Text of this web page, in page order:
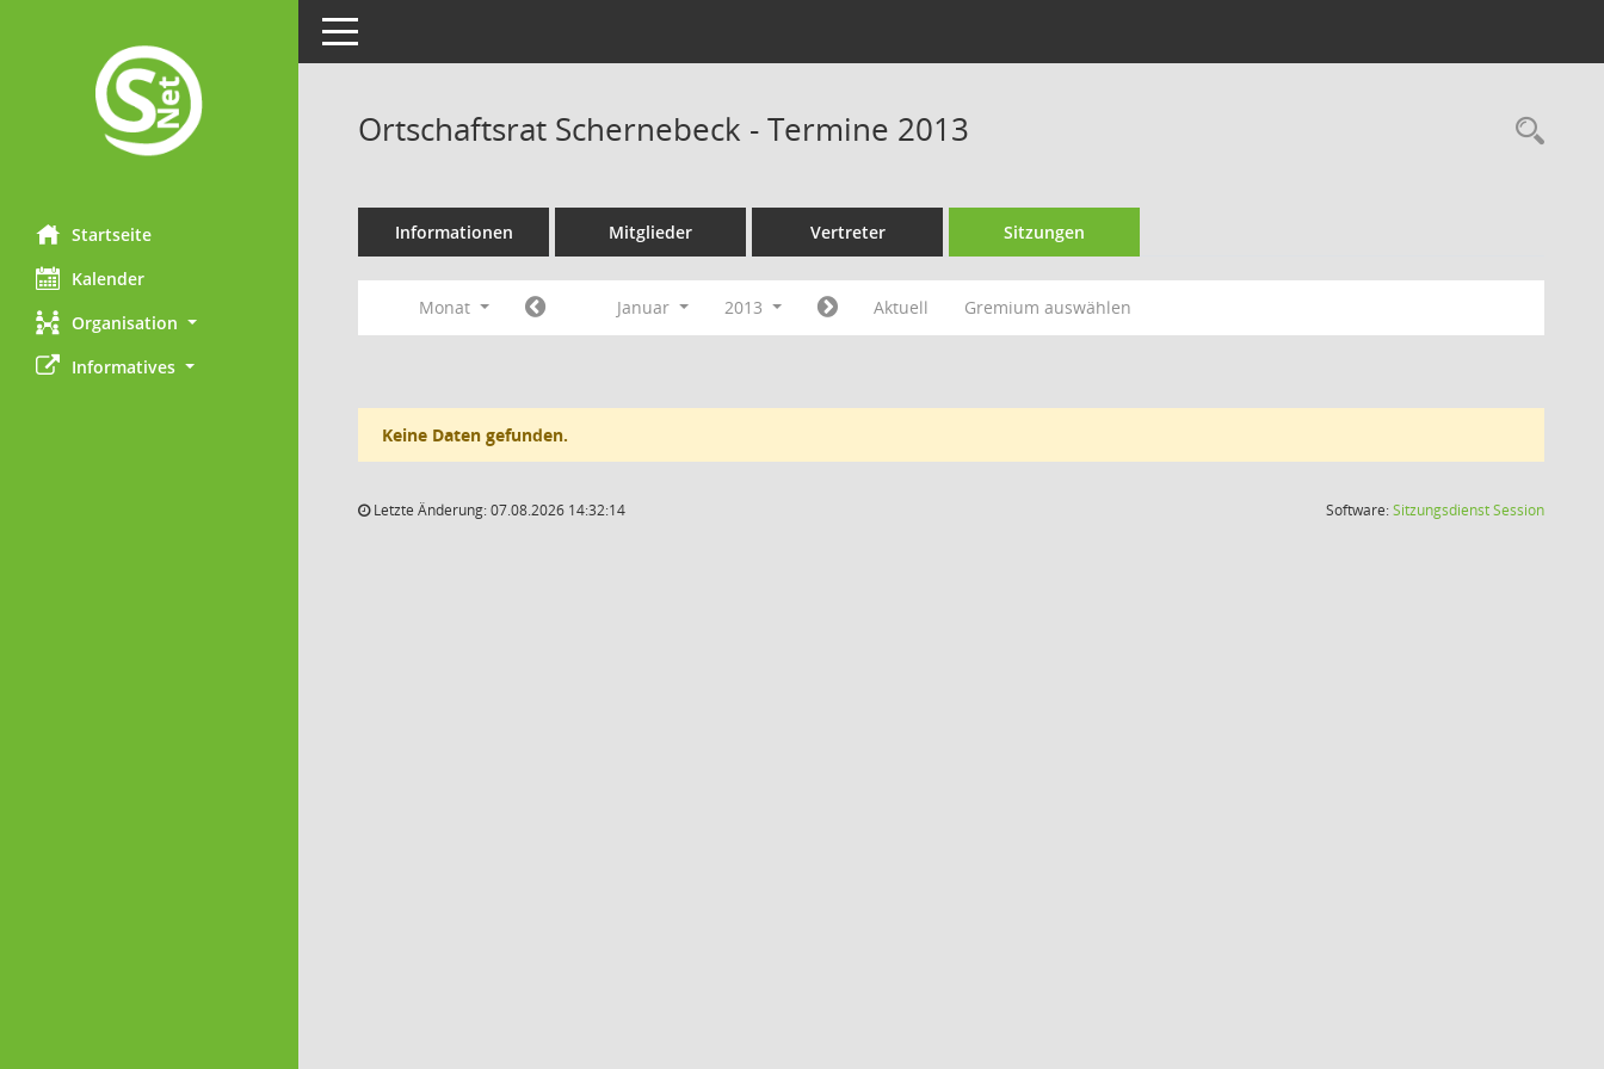
Startseite
Kalender
Organisation
Informatives
Toggle navigation
Ortschaftsrat Schernebeck - Termine 2013
Informationen Mitglieder Vertreter Sitzungen
Monat Januar 2013 Aktuell Gremium auswählen
Keine Daten gefunden.
Letzte Änderung: 07.08.2026 14:32:14 Software:SitzungsdienstSession(Wird in